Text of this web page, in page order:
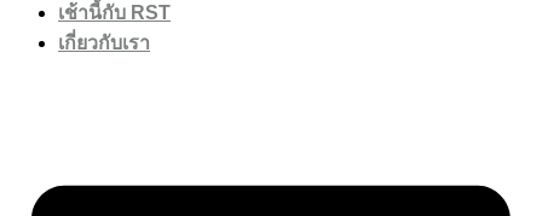
เช้านี้กับ RST
เกี่ยวกับเรา